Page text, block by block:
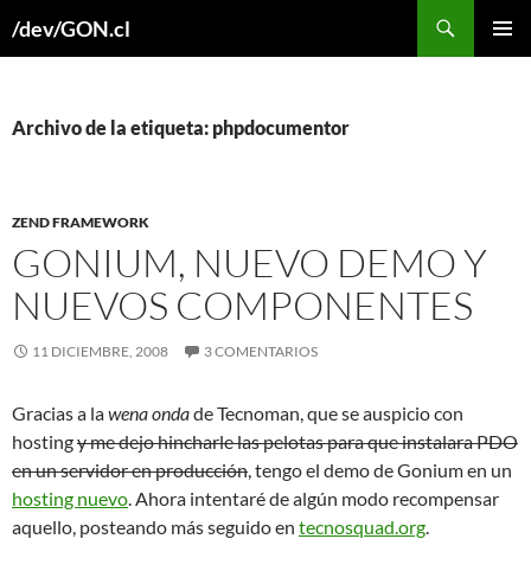
/dev/GON.cl
Archivo de la etiqueta: phpdocumentor
ZEND FRAMEWORK
GONIUM, NUEVO DEMO Y
NUEVOS COMPONENTES
11 DICIEMBRE, 2008 3 COMENTARIOS
Gracias a lawena ondade Tecnoman, que se auspicio con
hostingy me dejo hincharle las pelotas para que instalara PDO
en un servidor en producción, tengo el demo de Gonium en un
hosting nuevo. Ahora intentaré de algún modo recompensar
aquello, posteando más seguido en tecnosquad.org.